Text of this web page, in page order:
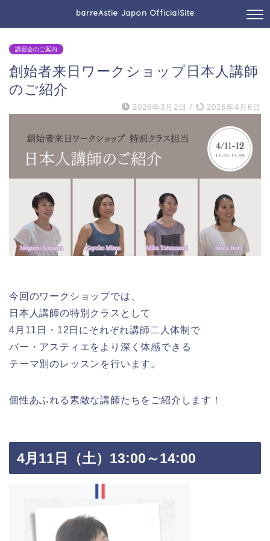
barreAstie Japon OfficialSite
講習会のご案内
創始者来日ワークショップ日本人講師
のご紹介
2026年3月2日 / 2026年4月6日
今回のワークショップでは、
日本人講師の特別クラスとして
4月11日・12日にそれぞれ講師二人体制で
バー・アスティエをより深く体感できる
テーマ別のレッスンを行います。
個性あふれる素敵な講師たちをご紹介します！
4月11日（土）13:00～14:00